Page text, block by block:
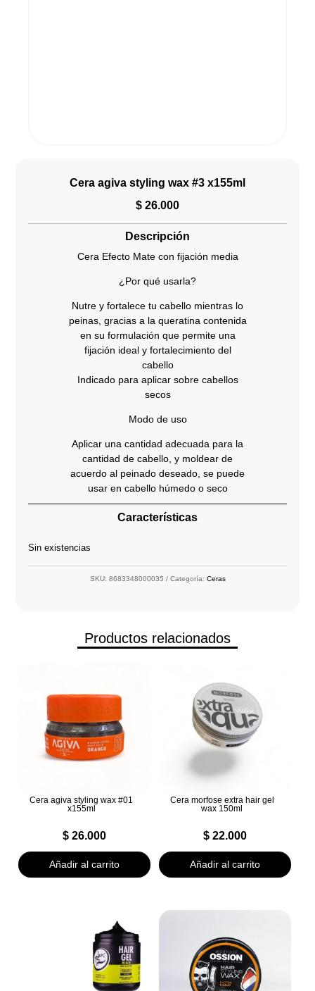
Cera agiva styling wax #3 x155ml
$ 26.000
Descripción
Cera Efecto Mate con fijación media
¿Por qué usarla?
Nutre y fortalece tu cabello mientras lo
peinas, gracias a la queratina contenida
en su formulación que permite una
fijación ideal y fortalecimiento del
cabello
Indicado para aplicar sobre cabellos
secos
Modo de uso
Aplicar una cantidad adecuada para la
cantidad de cabello, y moldear de
acuerdo al peinado deseado, se puede
usar en cabello húmedo o seco
Características
Sin existencias
SKU: 8683348000035 Categoría: Ceras
Productos relacionados
Cera agiva styling wax #01
x155ml
$26.000
Añadir al carrito
Cera morfose extra hair gel
wax 150ml
$22.000
Añadir al carrito